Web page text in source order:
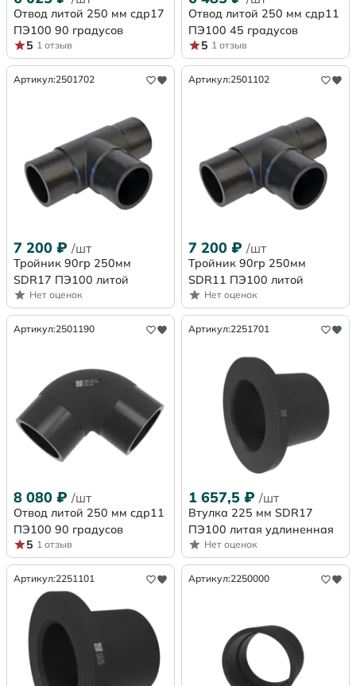
Отвод литой 250 мм сдр17
ПЭ100 90 градусов
5 1 отзыв
Отвод литой 250 мм сдр11
ПЭ100 45 градусов
5 1 отзыв
Артикул:2501702
7 200 ₽ /шт
Тройник 90гр 250мм
SDR17 ПЭ100 литой
Нет оценок
Артикул:2501102
7 200 ₽ /шт
Тройник 90гр 250мм
SDR11 ПЭ100 литой
Нет оценок
Артикул:2501190
8 080 ₽ /шт
Отвод литой 250 мм сдр11
ПЭ100 90 градусов
5 1 отзыв
Артикул:2251701
1 657,5 ₽ /шт
Втулка 225 мм SDR17
ПЭ100 литая удлиненная
Нет оценок
Артикул:2251101 Артикул:2250000